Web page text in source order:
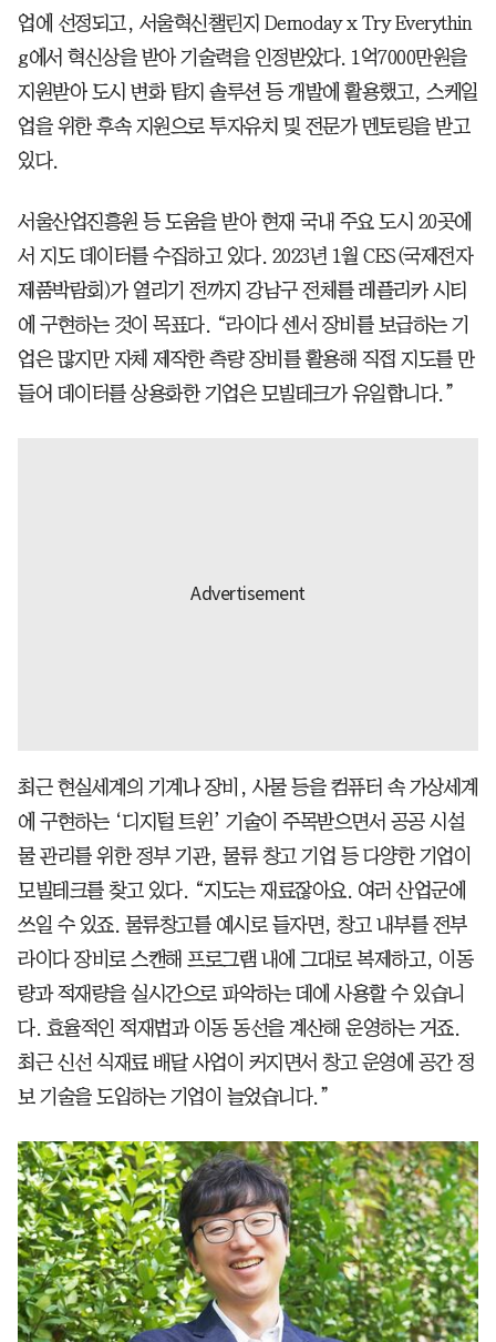
업에 선정되고, 서울혁신챌린지 Demoday x Try Everythin
g에서 혁신상을 받아 기술력을 인정받았다. 1억7000만원을
지원받아 도시 변화 탐지 솔루션 등 개발에 활용했고, 스케일
업을 위한 후속 지원으로 투자유치 및 전문가 멘토링을 받고
있다.
서울산업진흥원 등 도움을 받아 현재 국내 주요 도시 20곳에
서 지도 데이터를 수집하고 있다. 2023년 1월 CES(국제전자
제품박람회)가 열리기 전까지 강남구 전체를 레플리카 시티
에 구현하는 것이 목표다. “라이다 센서 장비를 보급하는 기
업은 많지만 자체 제작한 측량 장비를 활용해 직접 지도를 만
들어 데이터를 상용화한 기업은 모빌테크가 유일합니다.”
최근 현실세계의 기계나 장비, 사물 등을 컴퓨터 속 가상세계
에 구현하는 ‘디지털 트윈’ 기술이 주목받으면서 공공 시설
물 관리를 위한 정부 기관, 물류 창고 기업 등 다양한 기업이
모빌테크를 찾고 있다. “지도는 재료잖아요. 여러 산업군에
쓰일 수 있죠. 물류창고를 예시로 들자면, 창고 내부를 전부
라이다 장비로 스캔해 프로그램 내에 그대로 복제하고, 이동
량과 적재량을 실시간으로 파악하는 데에 사용할 수 있습니
다. 효율적인 적재법과 이동 동선을 계산해 운영하는 거죠.
최근 신선 식재료 배달 사업이 커지면서 창고 운영에 공간 정
보 기술을 도입하는 기업이 늘었습니다.”